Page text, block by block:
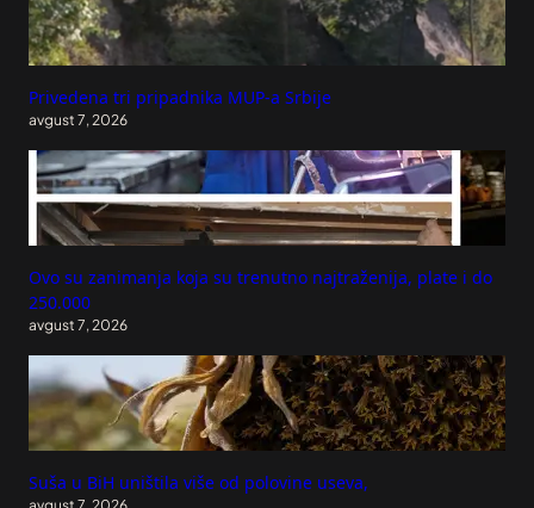
Privedena tri pripadnika MUP-a Srbije
avgust 7, 2026
Ovo su zanimanja koja su trenutno najtraženija, plate i do
250.000
avgust 7, 2026
Suša u BiH uništila više od polovine useva,
avgust 7, 2026